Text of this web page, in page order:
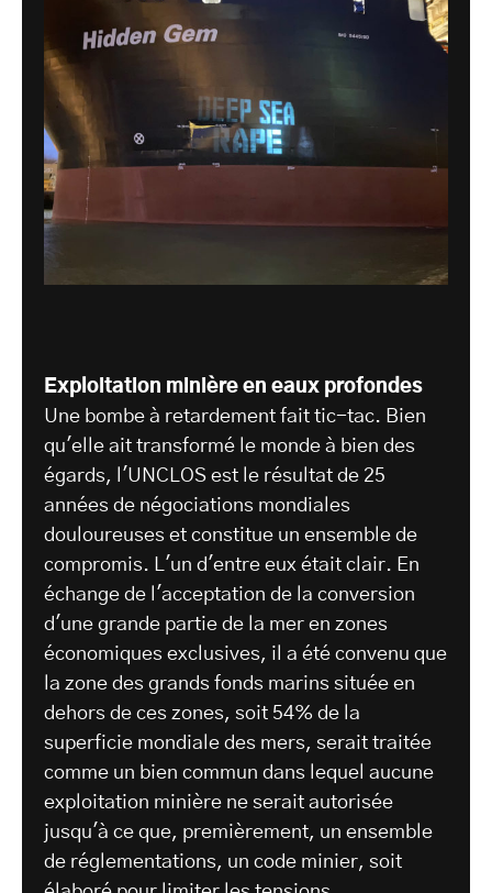
Exploitation minière en eaux profondes
Une bombe à retardement fait tic-tac. Bien
qu'elle ait transformé le monde à bien des
égards, l'UNCLOS est le résultat de 25
années de négociations mondiales
douloureuses et constitue un ensemble de
compromis. L'un d'entre eux était clair. En
échange de l'acceptation de la conversion
d'une grande partie de la mer en zones
économiques exclusives, il a été convenu que
la zone des grands fonds marins située en
dehors de ces zones, soit 54% de la
superficie mondiale des mers, serait traitée
comme un bien commun dans lequel aucune
exploitation minière ne serait autorisée
jusqu'à ce que, premièrement, un ensemble
de réglementations, un code minier, soit